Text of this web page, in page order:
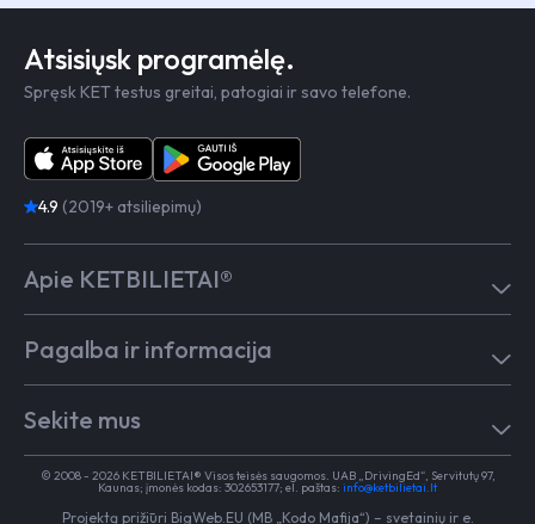
Atsisiųsk programėlę.
Spręsk KET testus greitai, patogiai ir savo telefone.
4.9 (2019+ atsiliepimų)
Apie KETBILIETAI®
Kaip mokytis
Testai
Test in English
Kontaktai
Vairavimo mokykloms
Apie KETBILIETAI®
Pagalba ir informacija
Dažniausiai užduodami klausimai
Egzaminai Regitroje
Medicininė pažyma
Sekite mus
TikTok
Facebook
© 2008 - 2026 KETBILIETAI® Visos teisės saugomos. UAB „DrivingEd“, Servitutų 97,
Kaunas; įmonės kodas: 302653177; el. paštas: info@ketbilietai.lt
Projektą prižiūri BigWeb.EU (MB „Kodo Mafija“) – svetainių ir e.